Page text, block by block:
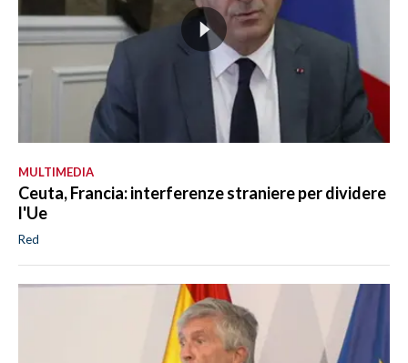
MULTIMEDIA
Ceuta, Francia: interferenze straniere per dividere
l'Ue
Red